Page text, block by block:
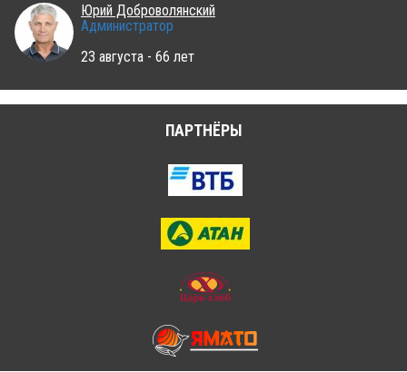
Юрий Доброволянский
Администратор
23 августа - 66 лет
ПАРТНЁРЫ